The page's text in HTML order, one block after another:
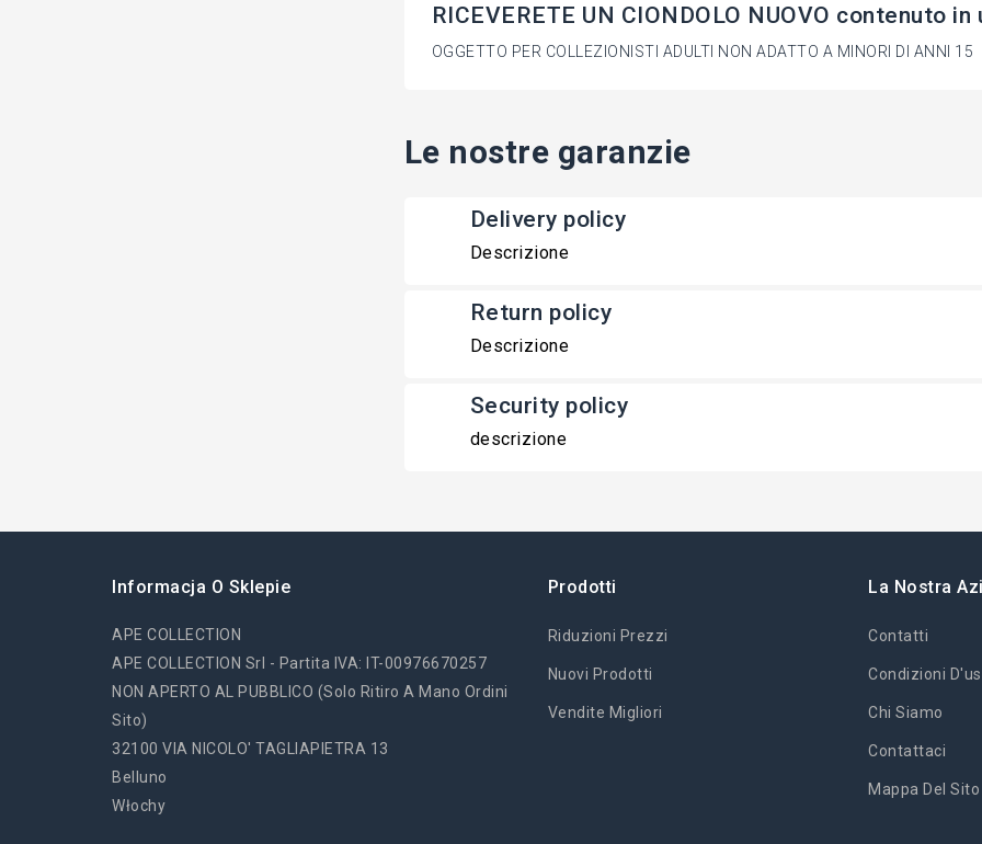
RICEVERETE UN CIONDOLO NUOVO contenuto
OGGETTO PER COLLEZIONISTI ADULTI NON ADATTO A MINORI DI ANNI 15
Le nostre garanzie
Delivery policy
Descrizione
Return policy
Descrizione
Security policy
descrizione
Informacja O Sklepie
APE COLLECTION
APE COLLECTION Srl - Partita IVA: IT-00976670257
NON APERTO AL PUBBLICO (solo Ritiro A Mano Ordini
Sito)
32100 VIA NICOLO' TAGLIAPIETRA 13
Belluno
Włochy
Prodotti
Riduzioni Prezzi
Nuovi Prodotti
Vendite Migliori
La Nostra
Contatti
Condizioni
Chi Siamo
Contattaci
Mappa Del Sito